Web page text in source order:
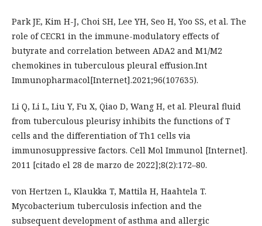
Park JE, Kim H-J, Choi SH, Lee YH, Seo H, Yoo SS, et al. The
role of CECR1 in the immune-modulatory effects of
butyrate and correlation between ADA2 and M1/M2
chemokines in tuberculous pleural effusion.Int
Immunopharmacol[Internet].2021;96(107635).
Li Q, Li L, Liu Y, Fu X, Qiao D, Wang H, et al. Pleural fluid
from tuberculous pleurisy inhibits the functions of T
cells and the differentiation of Th1 cells via
immunosuppressive factors. Cell Mol Immunol [Internet].
2011 [citado el 28 de marzo de 2022];8(2):172–80.
von Hertzen L, Klaukka T, Mattila H, Haahtela T.
Mycobacterium tuberculosis infection and the
subsequent development of asthma and allergic